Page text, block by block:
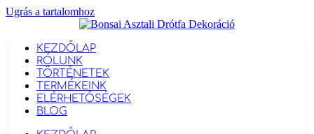
Ugrás a tartalomhoz
KEZDŐLAP
RÓLUNK
TÖRTÉNETEK
TERMÉKEINK
ELÉRHETŐSÉGEK
BLOG